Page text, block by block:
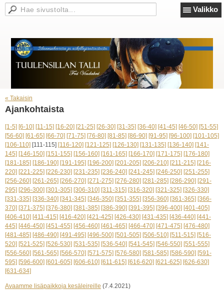
Valikko
« Takaisin
Ajankohtaista
[1-5] [6-10] [11-15] [16-20] [21-25] [26-30] [31-35] [36-40] [41-45] [46-50] [51-55]
[56-60] [61-65] [66-70] [71-75] [76-80] [81-85] [86-90] [91-95] [96-100] [101-105]
[106-110] [111-115] [116-120] [121-125] [126-130] [131-135] [136-140] [141-
145] [146-150] [151-155] [156-160] [161-165] [166-170] [171-175] [176-180]
[181-185] [186-190] [191-195] [196-200] [201-205] [206-210] [211-215] [216-
220] [221-225] [226-230] [231-235] [236-240] [241-245] [246-250] [251-255]
[256-260] [261-265] [266-270] [271-275] [276-280] [281-285] [286-290] [291-
295] [296-300] [301-305] [306-310] [311-315] [316-320] [321-325] [326-330]
[331-335] [336-340] [341-345] [346-350] [351-355] [356-360] [361-365] [366-
370] [371-375] [376-380] [381-385] [386-390] [391-395] [396-400] [401-405]
[406-410] [411-415] [416-420] [421-425] [426-430] [431-435] [436-440] [441-
445] [446-450] [451-455] [456-460] [461-465] [466-470] [471-475] [476-480]
[481-485] [486-490] [491-495] [496-500] [501-505] [506-510] [511-515] [516-
520] [521-525] [526-530] [531-535] [536-540] [541-545] [546-550] [551-555]
[556-560] [561-565] [566-570] [571-575] [576-580] [581-585] [586-590] [591-
595] [596-600] [601-605] [606-610] [611-615] [616-620] [621-625] [626-630]
[631-634]
Avaamme lisäpaikkoja kesäleireille (7.4.2021)